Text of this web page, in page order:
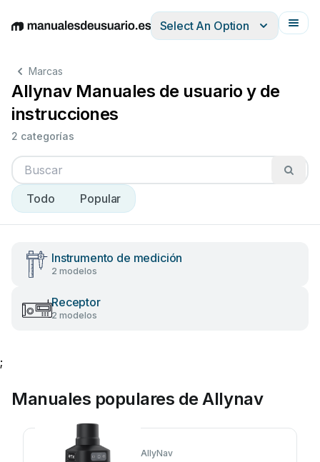
EnglishDeutschEspañolItalianoFrançais
Select An Option
Marcas
Allynav Manuales de usuario y de
instrucciones
2 categorías
Todo Popular
Instrumento de medición
2 modelos
Receptor
2 modelos
;
Manuales populares de Allynav
AllyNav